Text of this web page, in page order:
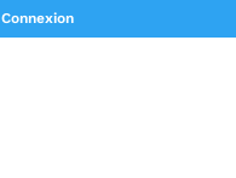
Connexion